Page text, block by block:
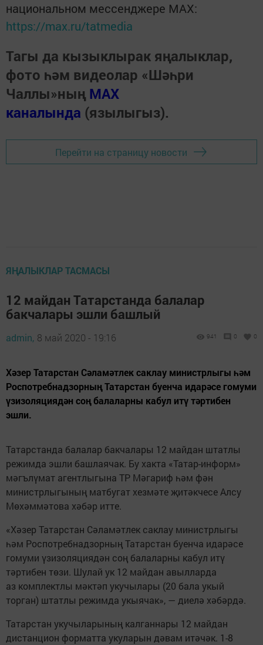
национальном мессенджере MАХ:
https://max.ru/tatmedia
Тагы да кызыклырак яңалыклар,
фото һәм видеолар «Шәһри
Чаллы»ның MAX
каналында (язылыгыз).
Перейти на страницу новости
ЯҢАЛЫКЛАР ТАСМАСЫ
12 майдан Татарстанда балалар
бакчалары эшли башлый
admin, 8 май 2020 - 19:16 941 0 0
Хәзер Татарстан Сәламәтлек саклау министрлыгы һәм
Роспотребнадзорның Татарстан буенча идарәсе гомуми
үзизоляциядән соң балаларны кабул итү тәртибен
эшли.
Татарстанда балалар бакчалары 12 майдан штатлы
режимда эшли башлаячак. Бу хакта «Татар-информ»
мәгълүмат агентлыгына ТР Мәгариф һәм фән
министрлыгының матбугат хезмәте җитәкчесе Алсу
Мөхәммәтова хәбәр итте.
«Хәзер Татарстан Сәламәтлек саклау министрлыгы
һәм Роспотребнадзорның Татарстан буенча идарәсе
гомуми үзизоляциядән соң балаларны кабул итү
тәртибен төзи. Шулай ук 12 майдан авылларда
аз комплектлы мәктәп укучылары (20 бала укый
торган) штатлы режимда укыячак», — диелә хәбәрдә.
Татарстан укучыларының калганнары 12 майдан
дистанцион форматта укуларын дәвам итәчәк. 1-8